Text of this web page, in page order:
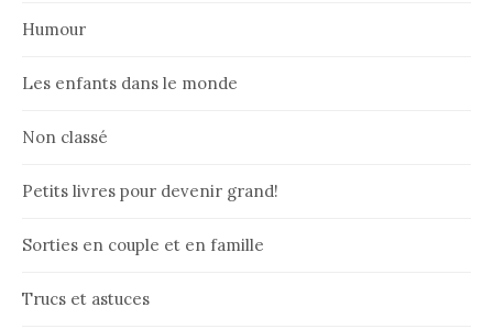
Humour
Les enfants dans le monde
Non classé
Petits livres pour devenir grand!
Sorties en couple et en famille
Trucs et astuces